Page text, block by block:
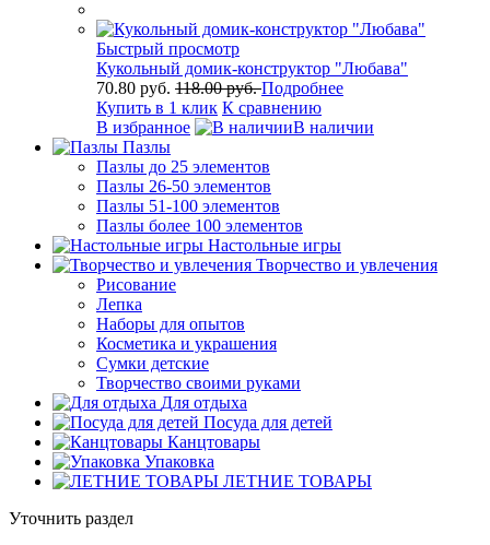
Быстрый просмотр
Кукольный домик-конструктор "Любава"
70.80 руб. 118.00 руб.Подробнее
Купить в 1 клик К сравнению
В избранное
В наличии
Пазлы
Пазлы до 25 элементов
Пазлы 26-50 элементов
Пазлы 51-100 элементов
Пазлы более 100 элементов
Настольные игры
Творчество и увлечения
Рисование
Лепка
Наборы для опытов
Косметика и украшения
Сумки детские
Творчество своими руками
Для отдыха
Посуда для детей
Канцтовары
Упаковка
ЛЕТНИЕ ТОВАРЫ
Уточнить раздел